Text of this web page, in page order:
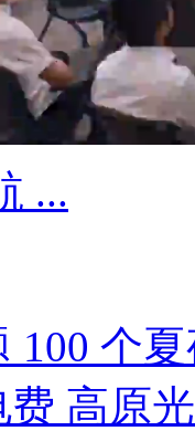
...
100 个
高原